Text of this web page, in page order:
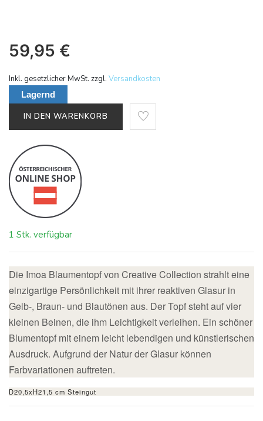
59,95 €
Inkl. gesetzlicher MwSt. zzgl. Versandkosten
Lagernd
IN DEN WARENKORB
1 Stk. verfügbar
Die Imoa Blaumentopf von Creative Collection strahlt eine
einzigartige Persönlichkeit mit ihrer reaktiven Glasur in
Gelb-, Braun- und Blautönen aus. Der Topf steht auf vier
kleinen Beinen, die ihm Leichtigkeit verleihen. Ein schöner
Blumentopf mit einem leicht lebendigen und künstlerischen
Ausdruck. Aufgrund der Natur der Glasur können
Farbvariationen auftreten.
D20,5xH21,5 cm Steingut